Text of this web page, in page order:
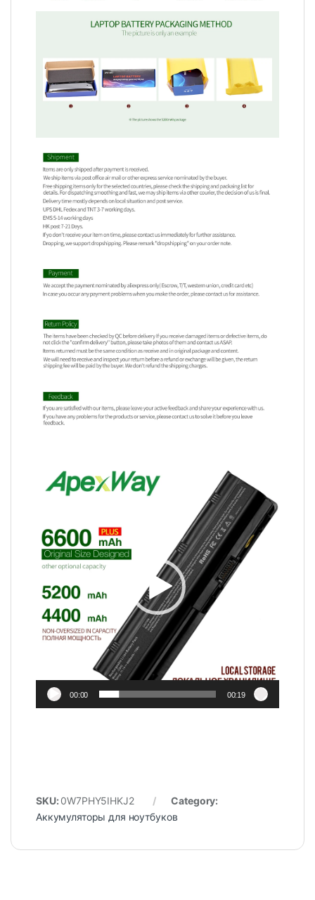
Video
Player
00:00 00:19
SKU: 0W7PHY5IHKJ2
Category:
Аккумуляторы для ноутбуков